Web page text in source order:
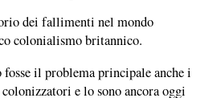
dei fallimenti nel mondo
colonialismo britannico.
il problema principale anche i
e lo sono ancora oggi